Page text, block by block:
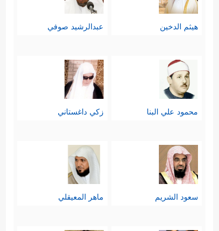
هيثم الدخين عبدالرشيد صوفي
محمود علي البنا زكي داغستاني
سعود الشريم ماهر المعيقلي